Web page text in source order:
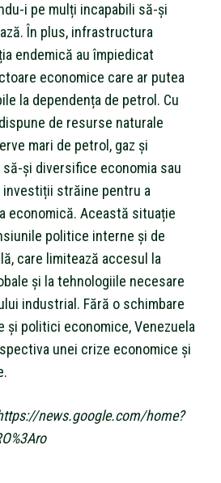
i pe mulți incapabili să-și
În plus, infrastructura
endemică au împiedicat
economice care ar putea
la dependența de petrol. Cu
de resurse naturale
mari de petrol, gaz și
să-și diversifice economia sau
străine pentru a
economică. Această situație
politice interne și de
care limitează accesul la
și la tehnologiile necesare
industrial. Fără o schimbare
și politici economice, Venezuela
unei crize economice și
news.google.com/home?